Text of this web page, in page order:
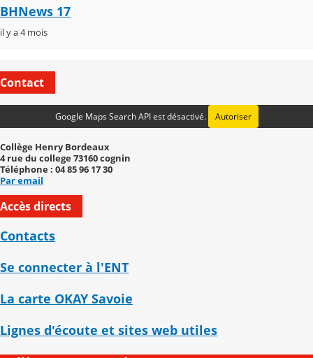
BHNews 17
il y a 4 mois
Contact
Google Maps Search API est désactivé. Autoriser
Collège Henry Bordeaux
4 rue du college 73160 cognin
Téléphone : 04 85 96 17 30
Par email
Accès directs
Contacts
Se connecter à l'ENT
La carte OKAY Savoie
Lignes d'écoute et sites web utiles